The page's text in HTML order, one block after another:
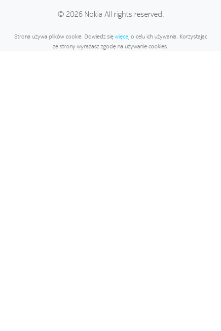
© 2026 Nokia All rights reserved.
Strona używa plików cookie. Dowiedz sięwięcejo celu ich używania. Korzystając
ze strony wyrażasz zgodę na używanie cookies.